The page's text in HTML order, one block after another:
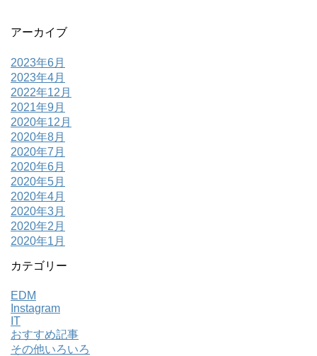
アーカイブ
2023年6月
2023年4月
2022年12月
2021年9月
2020年12月
2020年8月
2020年7月
2020年6月
2020年5月
2020年4月
2020年3月
2020年2月
2020年1月
カテゴリー
EDM
Instagram
IT
おすすめ記事
その他いろいろ